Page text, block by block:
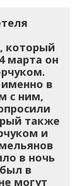
который
марта он
в
с ним,
также
и
в ночь
в
могут